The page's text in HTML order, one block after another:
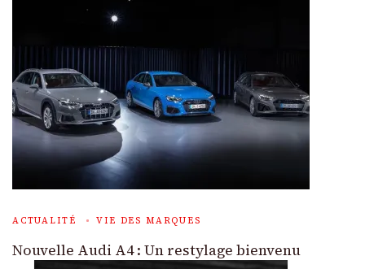
ACTUALITÉ VIE DES MARQUES
Nouvelle Audi A4 : Un restylage bienvenu